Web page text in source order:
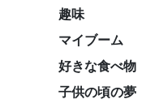
趣味
マイブーム
好きな食べ物
子供の頃の夢